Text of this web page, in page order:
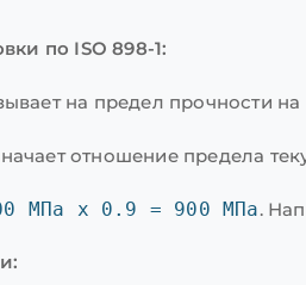
по ISO 898-1:
на предел прочности
отношение предела
МПа x 0.9 = 900 МПа.